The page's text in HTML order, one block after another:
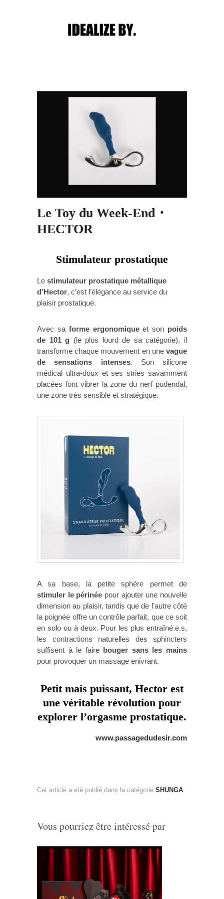
Post navigation
Le Toy du Week-End・
HECTOR
Stimulateur prostatique
Le stimulateur prostatique métallique
d’Hector, c’est l’élégance au service du
plaisir prostatique.
Avec sa forme ergonomiqueet son poids
de 101 g (le plus lourd de sa catégorie), il
transforme chaque mouvement en une vague
de sensations intenses. Son silicone
médical ultra-doux et ses stries savamment
placées font vibrer la zone du nerf pudendal,
une zone très sensible et stratégique.
A sa base, la petite sphère permet de
stimuler le périnée pour ajouter une nouvelle
dimension au plaisir, tandis que de l’autre côté
la poignée offre un contrôle parfait, que ce soit
en solo ou à deux. Pour les plus entraîné.e.s,
les contractions naturelles des sphincters
suffisent à le faire bouger sans les mains
pour provoquer un massage enivrant.
Petit mais puissant, Hector est
une véritable révolution pour
explorer l’orgasme prostatique.
www.passagedudesir.com
Cet article a été publié dans la catégorie SHUNGA
Vous pourriez être intéressé par